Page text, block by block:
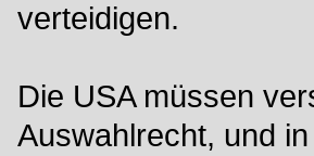
verteidigen.
Die USA müssen
Auswahlrecht, und